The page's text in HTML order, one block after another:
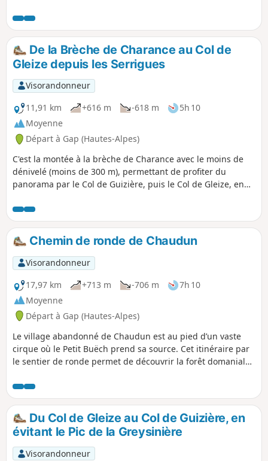
De la Brèche de Charance au Col de
Gleize depuis les Serrigues
Visorandonneur
11,91 km
+616 m -618 m
5h 10
Moyenne
Départ à Gap (Hautes-Alpes)
C'est la montée à la brèche de Charance avec le moins de
dénivelé (moins de 300 m), permettant de profiter du
panorama par le Col de Guizière, puis le Col de Gleize, en
période estivale.
Chemin de ronde de Chaudun
Visorandonneur
17,97 km
+713 m -706 m
7h 10
Moyenne
Départ à Gap (Hautes-Alpes)
Le village abandonné de Chaudun est au pied d’un vaste
cirque où le Petit Buëch prend sa source. Cet itinéraire par
le sentier de ronde permet de découvrir la forêt domaniale
intégrale du Bois du Chapitre (classée patrimoine mondial
de l’humanité par l’Unesco).
Du Col de Gleize au Col de Guizière, en
évitant le Pic de la Greysinière
Visorandonneur